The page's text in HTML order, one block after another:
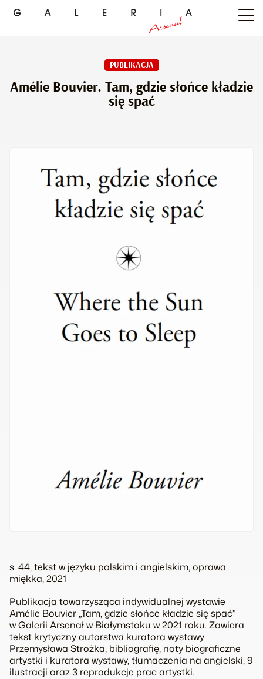
PUBLIKACJA
Amélie Bouvier. Tam, gdzie słońce kładzie
się spać
s. 44, tekst w języku polskim i angielskim, oprawa
miękka, 2021
Publikacja towarzysząca indywidualnej wystawie
Amélie Bouvier „Tam, gdzie słońce kładzie się spać”
w Galerii Arsenał w Białymstoku w 2021 roku. Zawiera
tekst krytyczny autorstwa kuratora wystawy
Przemysława Strożka, bibliografię, noty biograficzne
artystki i kuratora wystawy, tłumaczenia na angielski, 9
ilustracji oraz 3 reprodukcje prac artystki.